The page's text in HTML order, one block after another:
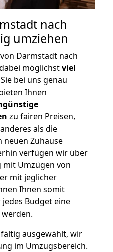
nach
umziehen
Darmstadt nach
möglichstviel
bei uns genau
Ihnen
zu fairen Preisen,
als die
Zuhause
verfügen wir über
Umzügen von
mit jeglicher
Ihnen somit
Budget eine
ausgewählt, wir
im Umzugsbereich.